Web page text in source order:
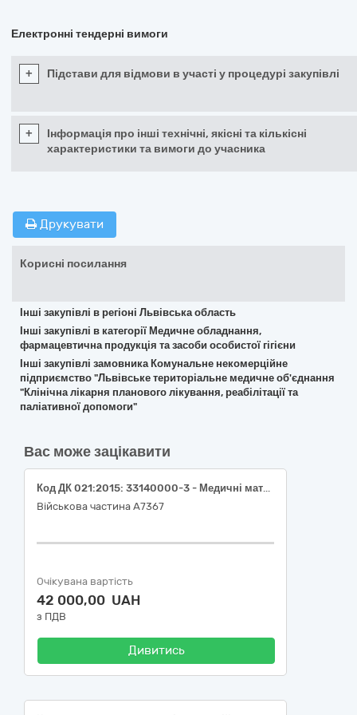
Електронні тендерні вимоги
+ Підстави для відмови в участі у процедурі закупівлі
+
Інформація про інші технічні, якісні та кількісні
характеристики та вимоги до учасника
Друкувати
Корисні посилання
Інші закупівлі в регіоні Львівська область
Інші закупівлі в категорії Медичне обладнання,
фармацевтична продукція та засоби особистої гігієни
Інші закупівлі замовника Комунальне некомерційне
підприємство "Львівське територіальне медичне об'єднання
"Клінічна лікарня планового лікування, реабілітації та
паліативної допомоги"
Вас може зацікавити
Код ДК 021:2015: 33140000-3 - Медичні матеріали ((НК 024:2023 код 47776 - Контейнер для збирання проб неспеціалізований IVD (діагностика in vitro) без добавок стерильний - Контейнер для забору сечі); (НК 024:2023 код 58923 - Сечоприймач ножний переносний зі зливним краном стерильний - Сечоприймач качка для дорослих); (НК 024:2023 код 57907 - Контейнер для взяття калу IVD (діагностика in vitro), без домішок - Контейнер для забору калу); (НК 024:2023 код 34923 - Катетер аспіраційної системи загального призначення - Катетер ентеральний); (НК 024:2023 код 37482 - Плевральний катетер - Дренаж торакальний); (НК 024:2023 код 34917 - Внутрішній уретральний дренажний катетер - Катетер Фолея))
Військова частина А7367
Очікувана вартість
42 000,00 UAH
з ПДВ
Дивитись